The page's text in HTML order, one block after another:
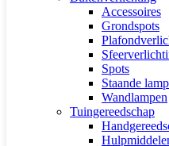
Accessoires
Grondspots
Spots
Staande
Wandlampen
Tuingereedschap